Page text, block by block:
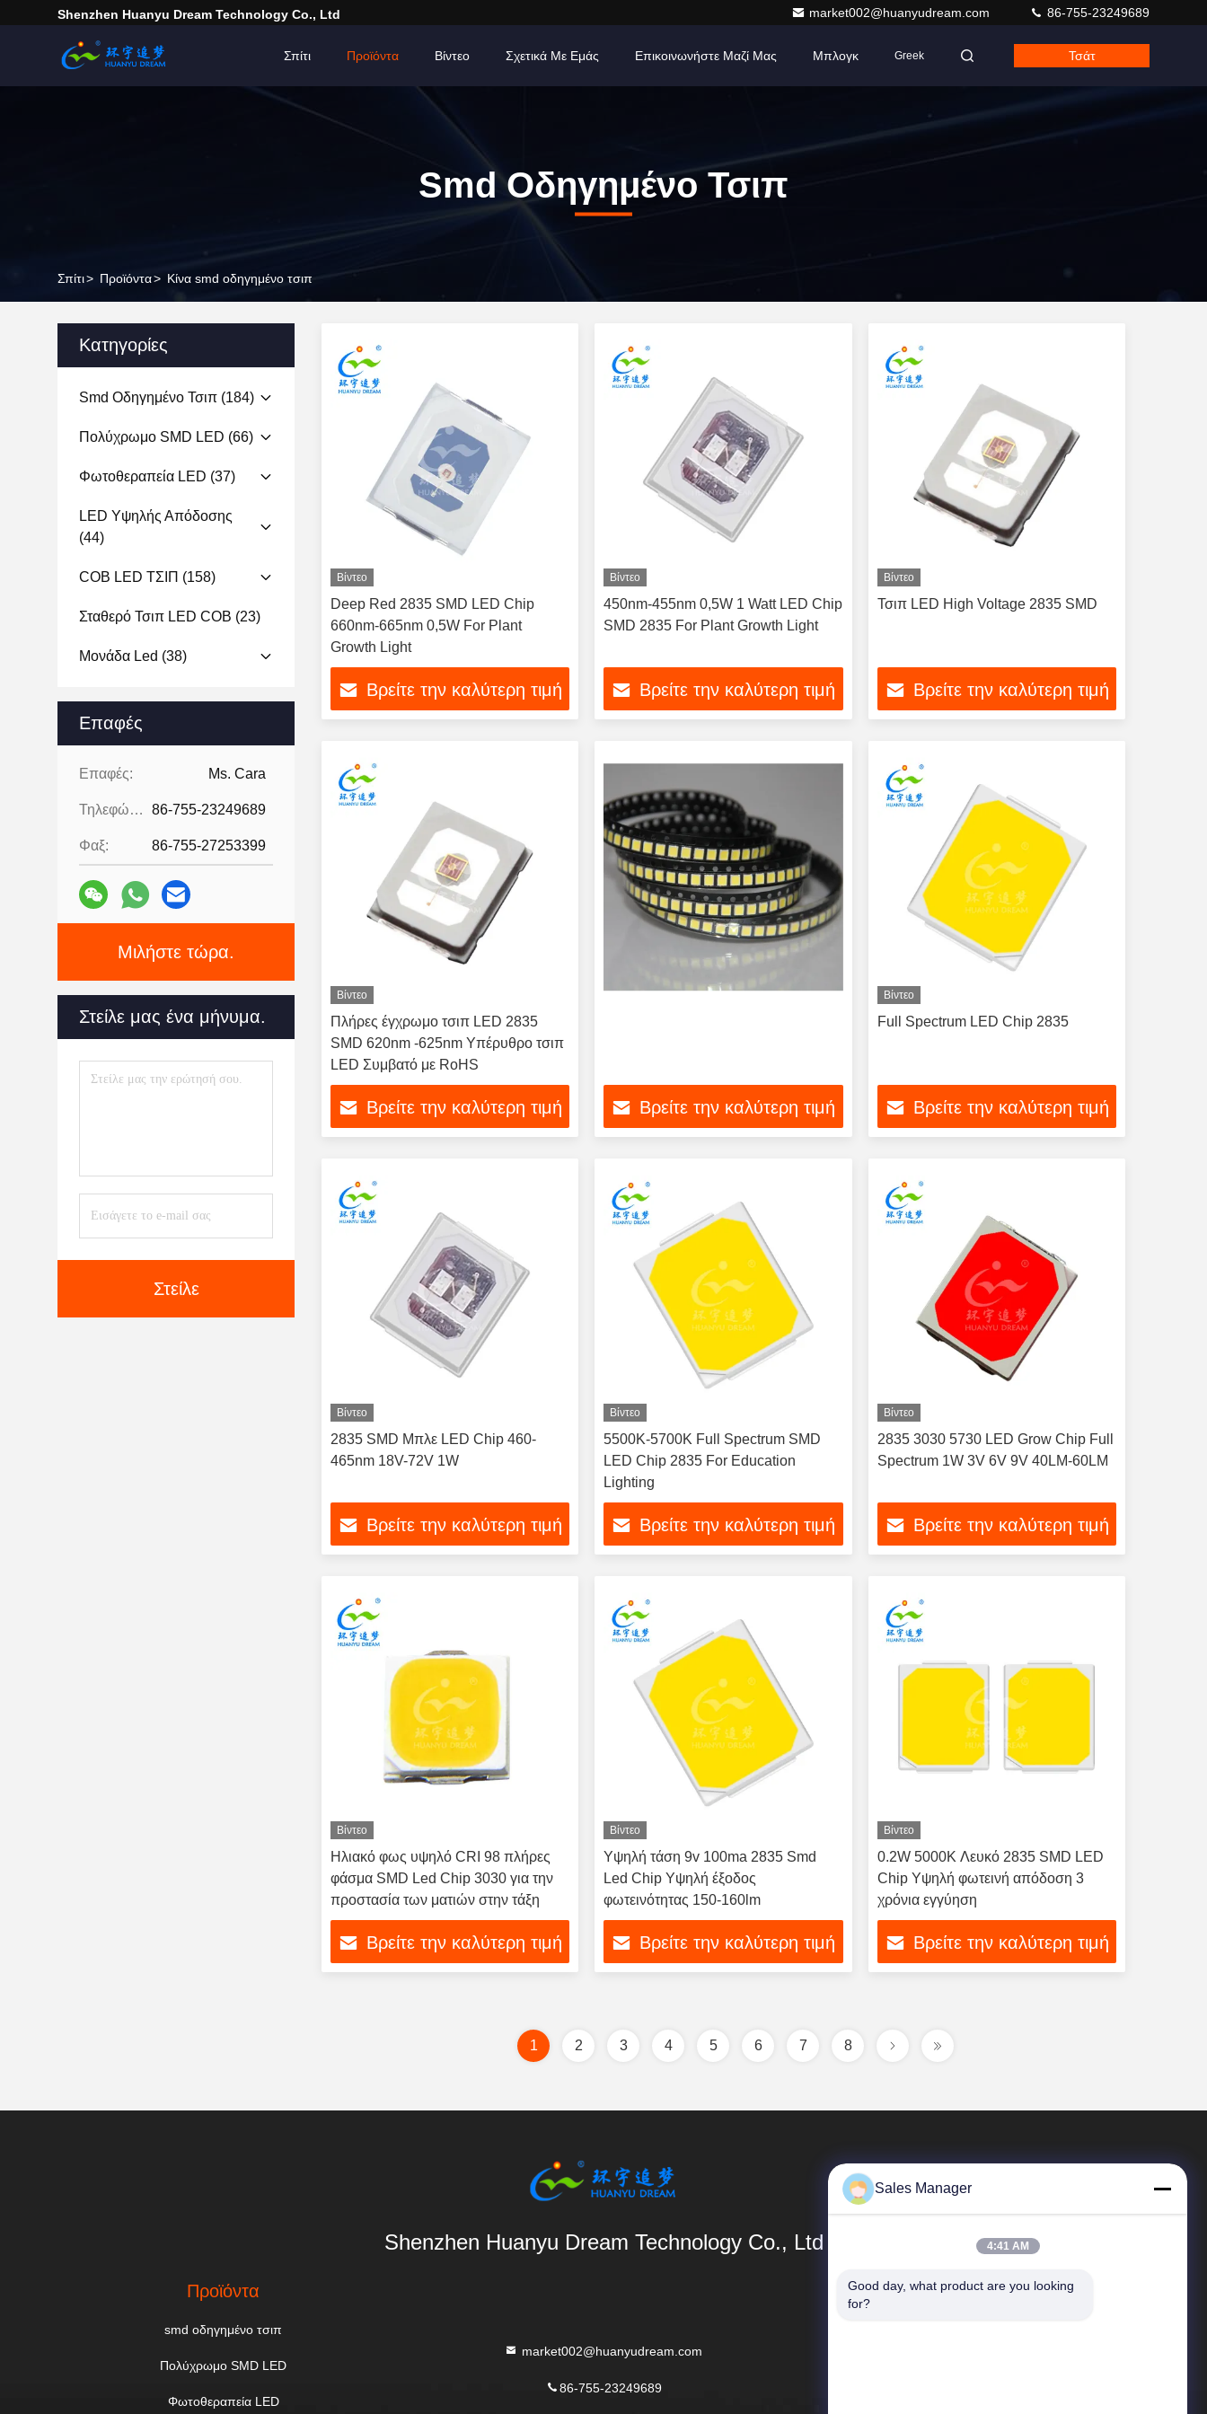
Shenzhen Huanyu Dream Technology Co., Ltd market002@huanyudream.com 86-755-23249689
Σπίτι Προϊόντα Βίντεο Σχετικά Με Εμάς Επικοινωνήστε Μαζί Μας Μπλογκ Greek Τσάτ
Smd Οδηγημένο Τσιπ
Σπίτι> Προϊόντα> Κίνα smd οδηγημένο τσιπ
Κατηγορίες
Smd Οδηγημένο Τσιπ (184)
Πολύχρωμο SMD LED (66)
Φωτοθεραπεία LED (37)
LED Υψηλής Απόδοσης
(44)
COB LED ΤΣΙΠ (158)
Σταθερό Τσιπ LED COB (23)
Μονάδα Led (38)
Επαφές
Επαφές: Ms. Cara
Τηλεφώνημα: 86-755-23249689
Φαξ: 86-755-27253399
Μιλήστε τώρα.
Στείλε μας ένα μήνυμα.
Στείλε
Βίντεο
Deep Red 2835 SMD LED Chip
660nm-665nm 0,5W For Plant
Growth Light
Βρείτε την καλύτερη τιμή
Βίντεο
450nm-455nm 0,5W 1 Watt LED Chip
SMD 2835 For Plant Growth Light
Βρείτε την καλύτερη τιμή
Βίντεο
Τσιπ LED High Voltage 2835 SMD
Βρείτε την καλύτερη τιμή
Βίντεο
Πλήρες έγχρωμο τσιπ LED 2835
SMD 620nm -625nm Υπέρυθρο τσιπ
LED Συμβατό με RoHS
Βρείτε την καλύτερη τιμή Βρείτε την καλύτερη τιμή
Βίντεο
Full Spectrum LED Chip 2835
Βρείτε την καλύτερη τιμή
Βίντεο
2835 SMD Μπλε LED Chip 460-
465nm 18V-72V 1W
Βρείτε την καλύτερη τιμή
Βίντεο
5500K-5700K Full Spectrum SMD
LED Chip 2835 For Education
Lighting
Βρείτε την καλύτερη τιμή
Βίντεο
2835 3030 5730 LED Grow Chip Full
Spectrum 1W 3V 6V 9V 40LM-60LM
Βρείτε την καλύτερη τιμή
Βίντεο
Ηλιακό φως υψηλό CRI 98 πλήρες
φάσμα SMD Led Chip 3030 για την
προστασία των ματιών στην τάξη
Βρείτε την καλύτερη τιμή
Βίντεο
Υψηλή τάση 9v 100ma 2835 Smd
Led Chip Υψηλή έξοδος
φωτεινότητας 150-160lm
Βρείτε την καλύτερη τιμή
Βίντεο
0.2W 5000K Λευκό 2835 SMD LED
Chip Υψηλή φωτεινή απόδοση 3
χρόνια εγγύηση
Βρείτε την καλύτερη τιμή
1 2 3 4 5 6 7 8
Shenzhen Huanyu Dream Technology Co., Ltd
Προϊόντα
smd οδηγημένο τσιπ
Πολύχρωμο SMD LED
Φωτοθεραπεία LED
market002@huanyudream.com
86-755-23249689
Γρήγοροι Σύνδεσμοι
Sales Manager
4:41 AM
Good day, what product are you looking
for?